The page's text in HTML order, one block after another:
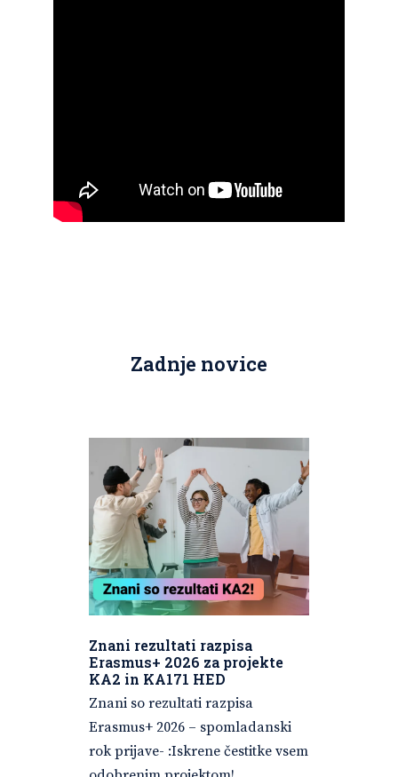
Zadnje novice
Znani rezultati razpisa
Erasmus+ 2026 za projekte
KA2 in KA171 HED
Znani so rezultati razpisa
Erasmus+ 2026 – spomladanski
rok prijave- :Iskrene čestitke vsem